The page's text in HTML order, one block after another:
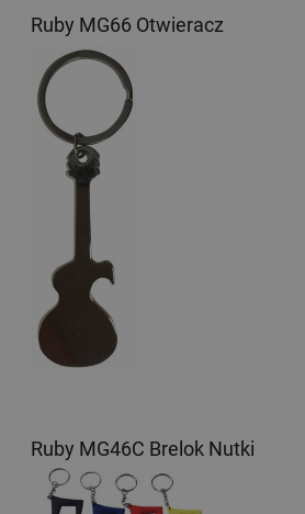
Ruby MG66 Otwieracz
Ruby MG46C Brelok Nutki